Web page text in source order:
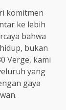
komitmen
ke lebih
bahwa
bukan
Verge, kami
yang
gaya